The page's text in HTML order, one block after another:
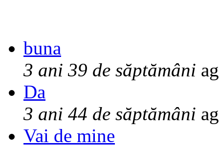
buna
3 ani 39 de săptămâni
Da
3 ani 44 de săptămâni
Vai de mine